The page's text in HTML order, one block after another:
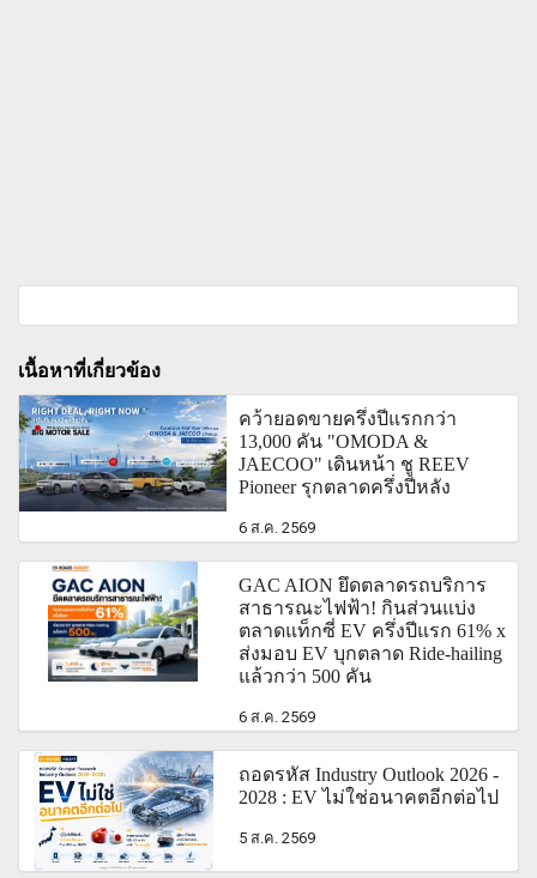
เนื้อหาที่เกี่ยวข้อง
คว้ายอดขายครึ่งปีแรกกว่า
13,000 คัน "OMODA &
JAECOO" เดินหน้า ชู REEV
Pioneer รุกตลาดครึ่งปีหลัง
6 ส.ค. 2569
GAC AION ยึดตลาดรถบริการ
สาธารณะไฟฟ้า! กินส่วนแบ่ง
ตลาดแท็กซี่ EV ครึ่งปีแรก 61% x
ส่งมอบ EV บุกตลาด Ride-hailing
แล้วกว่า 500 คัน
6 ส.ค. 2569
ถอดรหัส Industry Outlook 2026 -
2028 : EV ไม่ใช่อนาคตอีกต่อไป
5 ส.ค. 2569